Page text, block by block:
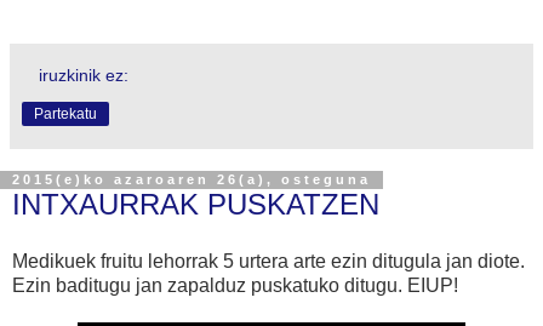
iruzkinik ez:
Partekatu
2015(e)ko azaroaren 26(a), osteguna
INTXAURRAK PUSKATZEN
Medikuek fruitu lehorrak 5 urtera arte ezin ditugula jan diote.
Ezin baditugu jan zapalduz puskatuko ditugu. EIUP!